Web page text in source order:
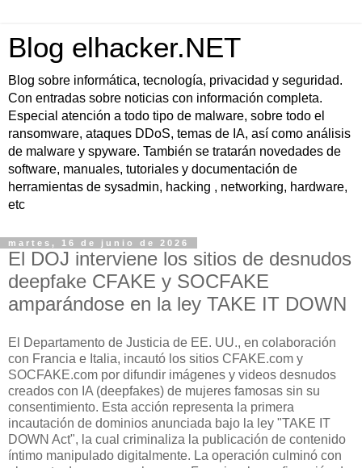
Blog elhacker.NET
Blog sobre informática, tecnología, privacidad y seguridad.
Con entradas sobre noticias con información completa.
Especial atención a todo tipo de malware, sobre todo el
ransomware, ataques DDoS, temas de IA, así como análisis
de malware y spyware. También se tratarán novedades de
software, manuales, tutoriales y documentación de
herramientas de sysadmin, hacking , networking, hardware,
etc
martes, 16 de junio de 2026
El DOJ interviene los sitios de desnudos
deepfake CFAKE y SOCFAKE
amparándose en la ley TAKE IT DOWN
El Departamento de Justicia de EE. UU., en colaboración
con Francia e Italia, incautó los sitios CFAKE.com y
SOCFAKE.com por difundir imágenes y videos desnudos
creados con IA (deepfakes) de mujeres famosas sin su
consentimiento. Esta acción representa la primera
incautación de dominios anunciada bajo la ley "TAKE IT
DOWN Act", la cual criminaliza la publicación de contenido
íntimo manipulado digitalmente. La operación culminó con